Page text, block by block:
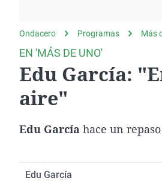
gato
Ondacero Programas Más
EN 'MÁS DE UNO'
Edu García:
aire"
Edu García hace un
Edu García